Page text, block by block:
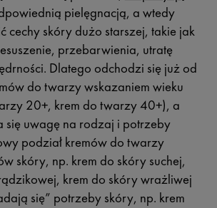
pielęgnacją, a wtedy
cechy skóry dużo starszej, takie jak
przebarwienia, utratę
Dlatego odchodzi się już od
do twarzy wskazaniem wieku
20+, krem do twarzy 40+), a
się uwagę na rodzaj i potrzeby
podział kremów do twarzy
skóry, np. krem do skóry suchej,
krem do skóry wrażliwej
się” potrzeby skóry, np. krem